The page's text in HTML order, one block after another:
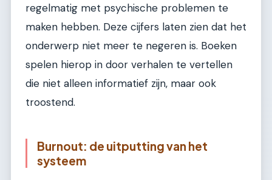
regelmatig met psychische problemen te
maken hebben. Deze cijfers laten zien dat het
onderwerp niet meer te negeren is. Boeken
spelen hierop in door verhalen te vertellen
die niet alleen informatief zijn, maar ook
troostend.
Burnout: de uitputting van het
systeem